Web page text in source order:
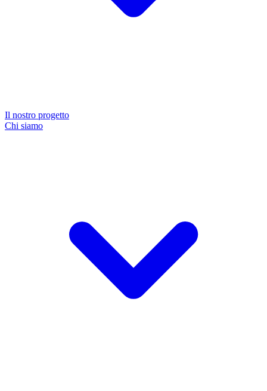
Il nostro progetto
Chi siamo